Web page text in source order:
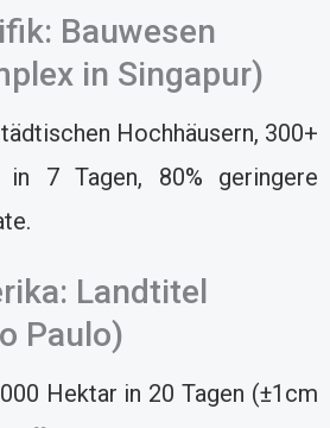
Bauwesen
in Singapur)
Hochhäusern, 300+
in 7 Tagen, 80% geringere
Landtitel
Paulo)
Hektar in 20 Tagen (±1cm